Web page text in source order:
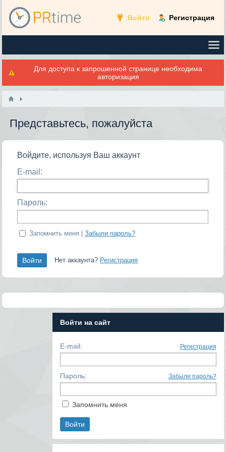
Войти Регистрация
Для доступа к запрошенной странице необходима
авторизация
Представьтесь, пожалуйста
Войдите, используя Ваш аккаунт
E-mail:
Пароль:
Запомнить меня |Забыли пароль?
Нет аккаунта? Регистрация
Войти на сайт
E-mail: Регистрация
Пароль: Забыли пароль?
Запомнить меня